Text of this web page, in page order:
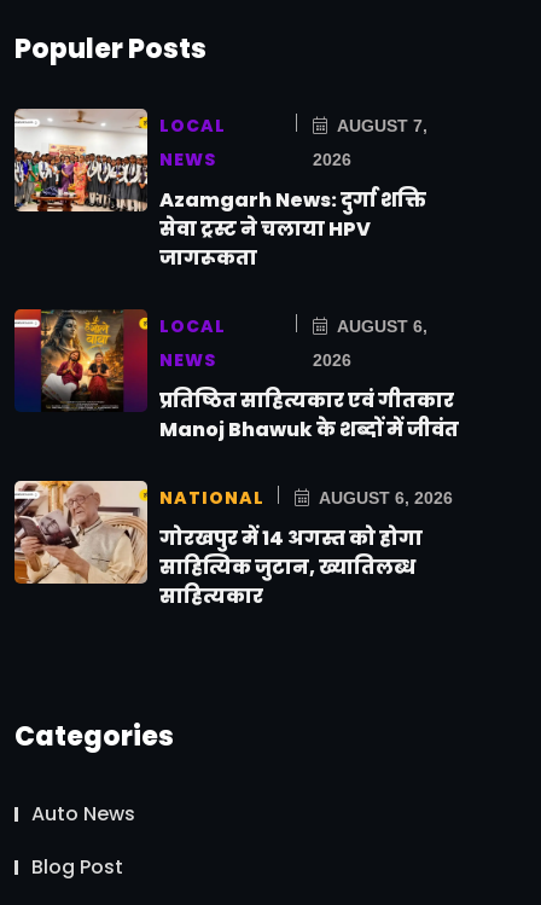
Populer Posts
LOCAL
NEWS
AUGUST 7,
2026
Azamgarh News: दुर्गा शक्ति
सेवा ट्रस्ट ने चलाया HPV
जागरूकता
LOCAL
NEWS
AUGUST 6,
2026
प्रतिष्ठित साहित्यकार एवं गीतकार
Manoj Bhawuk के शब्दों में जीवंत
NATIONAL AUGUST 6, 2026
गोरखपुर में 14 अगस्त को होगा
साहित्यिक जुटान, ख्यातिलब्ध
साहित्यकार
Categories
Auto News
Blog Post